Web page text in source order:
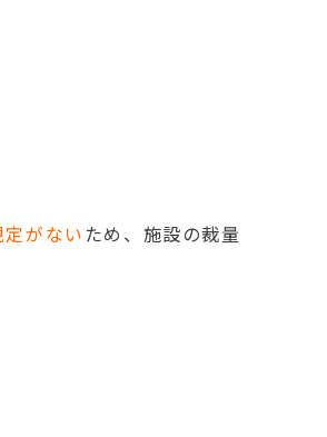
がない ため、施設の裁量